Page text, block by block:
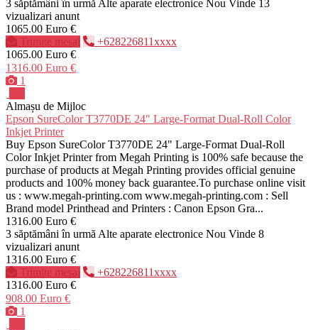
3 săptămâni în urmă Alte aparate electronice Nou Vinde 13
vizualizari anunt
1065.00 Euro €
Trimite mesaj
+628226811xxxx
1065.00 Euro €
1316.00 Euro €
1
Almașu de Mijloc
Epson SureColor T3770DE 24" Large-Format Dual-Roll Color
Inkjet Printer
Buy Epson SureColor T3770DE 24" Large-Format Dual-Roll
Color Inkjet Printer from Megah Printing is 100% safe because the
purchase of products at Megah Printing provides official genuine
products and 100% money back guarantee.To purchase online visit
us : www.megah-printing.com www.megah-printing.com : Sell
Brand model Printhead and Printers : Canon Epson Gra...
1316.00 Euro €
3 săptămâni în urmă Alte aparate electronice Nou Vinde 8
vizualizari anunt
1316.00 Euro €
Trimite mesaj
+628226811xxxx
1316.00 Euro €
908.00 Euro €
1